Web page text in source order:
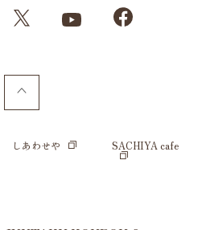
しあわせや SACHIYA cafe